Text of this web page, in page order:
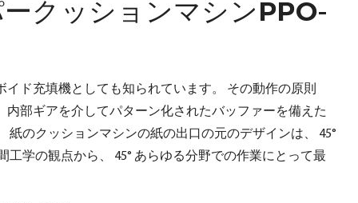
クッションマシンPPO-
ド充填機としても知られています。 その動作の原則
部ギアを介してパターン化されたバッファーを備えた
のクッションマシンの紙の出口の元のデザインは、 45°
学の観点から、 45° あらゆる分野での作業にとって最